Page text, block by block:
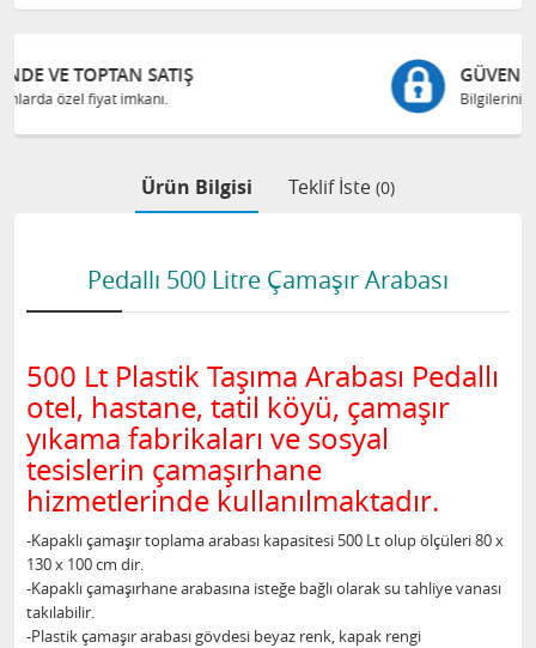
Bilgileriniz 128 Bit SSL ile güvende
Ürün Bilgisi Teklif İste (0)
Pedallı 500 Litre Çamaşır Arabası
500 Lt Plastik Taşıma Arabası Pedallı
otel, hastane, tatil köyü, çamaşır
yıkama fabrikaları ve sosyal
tesislerin çamaşırhane
hizmetlerinde kullanılmaktadır.
-Kapaklı çamaşır toplama arabası kapasitesi 500 Lt olup ölçüleri 80 x
130 x 100 cm dir.
-Kapaklı çamaşırhane arabasına isteğe bağlı olarak su tahliye vanası
takılabilir.
-Plastik çamaşır arabası gövdesi beyaz renk, kapak rengi